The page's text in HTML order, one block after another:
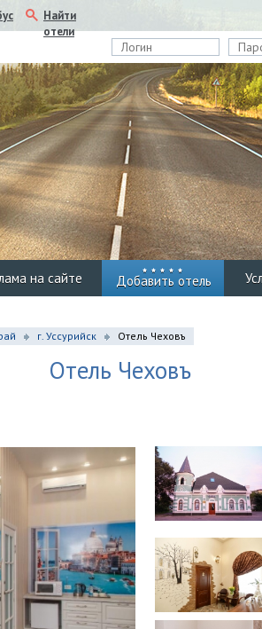
Найти
отели
на сайте Добавить отель
г. Уссурийск Отель Чеховъ
Отель Чеховъ